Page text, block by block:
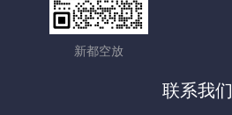
新都空放
联系我们